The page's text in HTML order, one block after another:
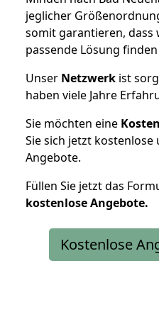
jeglicher
somit garantieren, dass
passende Lösung
Unser Netzwerk ist
haben viele Jahre
Sie möchten eine
Sie sich jetzt
Angebote.
Füllen Sie jetzt das
kostenloseAngebote.
Kostenlose